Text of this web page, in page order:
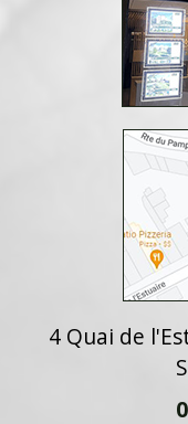
4 Quai de